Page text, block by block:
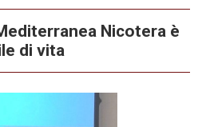
Nicotera è
di vita